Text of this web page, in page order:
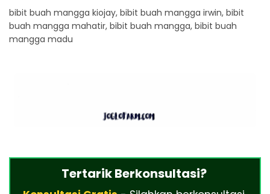
bibit buah mangga kiojay, bibit buah mangga irwin, bibit
buah mangga mahatir, bibit buah mangga, bibit buah
mangga madu
Tertarik Berkonsultasi?